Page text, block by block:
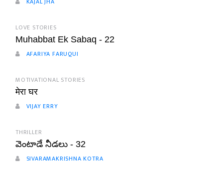
LOVE STORIES
Muhabbat Ek Sabaq - 22
AFARIYA FARUQUI
MOTIVATIONAL STORIES
मेरा घर
VIJAY ERRY
THRILLER
వెంటాడే నీడలు - 32
SIVARAMAKRISHNA KOTRA